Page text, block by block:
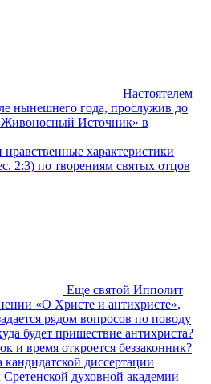
Настоятелем
нынешнего года, прослужив до
Источник» в
характеристики
2:3) по творениям святых отцов
Еще святой Ипполит
«О Христе и антихристе»,
рядом вопросов по поводу
будет пришествие антихриста?
и время откроется беззаконник?
кандидатской диссертации
духовной академии